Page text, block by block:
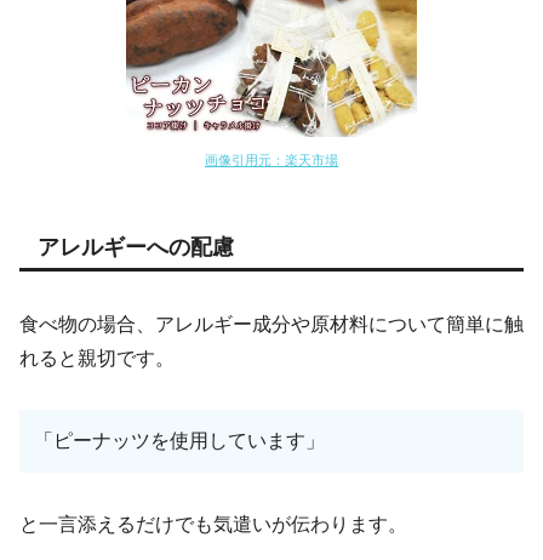
画像引用元：楽天市場
アレルギーへの配慮
食べ物の場合、アレルギー成分や原材料について簡単に触
れると親切です。
「ピーナッツを使用しています」
と一言添えるだけでも気遣いが伝わります。